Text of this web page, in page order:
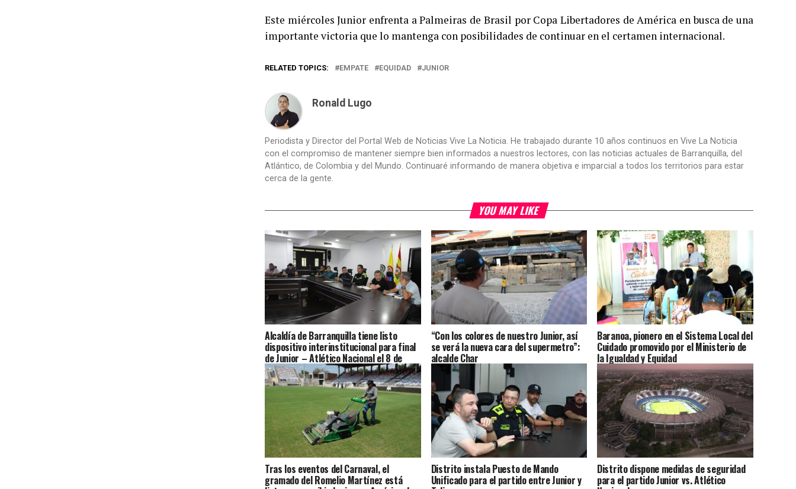
Este miércoles Junior enfrenta a Palmeiras de Brasil por Copa Libertadores de América en busca de una
importante victoria que lo mantenga con posibilidades de continuar en el certamen internacional.
RELATED TOPICS: EMPATE EQUIDAD JUNIOR
Ronald Lugo
Periodista y Director del Portal Web de Noticias Vive La Noticia. He trabajado durante 10 años continuos en Vive La Noticia
con el compromiso de mantener siempre bien informados a nuestros lectores, con las noticias actuales de Barranquilla, del
Atlántico, de Colombia y del Mundo. Continuaré informando de manera objetiva e imparcial a todos los territorios para estar
cerca de la gente.
YOU MAY LIKE
Alcaldía de Barranquilla tiene listo
dispositivo interinstitucional para final
de Junior – Atlético Nacional el 8 de
junio
“Con los colores de nuestro Junior, así
se verá la nueva cara del supermetro”:
alcalde Char
Baranoa, pionero en el Sistema Local del
Cuidado promovido por el Ministerio de
la Igualdad y Equidad
Tras los eventos del Carnaval, el
gramado del Romelio Martínez está
Distrito instala Puesto de Mando
Unificado para el partido entre Junior y
Distrito dispone medidas de seguridad
para el partido Junior vs. Atlético